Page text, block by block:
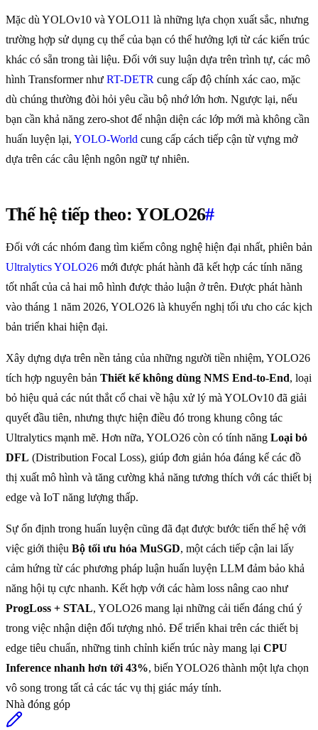
Mặc dù YOLOv10 và YOLO11 là những lựa chọn xuất sắc, nhưng
trường hợp sử dụng cụ thể của bạn có thể hưởng lợi từ các kiến trúc
khác có sẵn trong tài liệu. Đối với suy luận dựa trên trình tự, các mô
hình Transformer như RT-DETR cung cấp độ chính xác cao, mặc
dù chúng thường đòi hỏi yêu cầu bộ nhớ lớn hơn. Ngược lại, nếu
bạn cần khả năng zero-shot để nhận diện các lớp mới mà không cần
huấn luyện lại, YOLO-World cung cấp cách tiếp cận từ vựng mở
dựa trên các câu lệnh ngôn ngữ tự nhiên.
Thế hệ tiếp theo: YOLO26#
Đối với các nhóm đang tìm kiếm công nghệ hiện đại nhất, phiên bản
Ultralytics YOLO26 mới được phát hành đã kết hợp các tính năng
tốt nhất của cả hai mô hình được thảo luận ở trên. Được phát hành
vào tháng 1 năm 2026, YOLO26 là khuyến nghị tối ưu cho các kịch
bản triển khai hiện đại.
Xây dựng dựa trên nền tảng của những người tiền nhiệm, YOLO26
tích hợp nguyên bản Thiết kế không dùng NMS End-to-End, loại
bỏ hiệu quả các nút thắt cổ chai về hậu xử lý mà YOLOv10 đã giải
quyết đầu tiên, nhưng thực hiện điều đó trong khung công tác
Ultralytics mạnh mẽ. Hơn nữa, YOLO26 còn có tính năng Loại bỏ
DFL (Distribution Focal Loss), giúp đơn giản hóa đáng kể các đồ
thị xuất mô hình và tăng cường khả năng tương thích với các thiết bị
edge và IoT năng lượng thấp.
Sự ổn định trong huấn luyện cũng đã đạt được bước tiến thế hệ với
việc giới thiệu Bộ tối ưu hóa MuSGD, một cách tiếp cận lai lấy
cảm hứng từ các phương pháp luận huấn luyện LLM đảm bảo khả
năng hội tụ cực nhanh. Kết hợp với các hàm loss nâng cao như
ProgLoss + STAL, YOLO26 mang lại những cải tiến đáng chú ý
trong việc nhận diện đối tượng nhỏ. Để triển khai trên các thiết bị
edge tiêu chuẩn, những tinh chỉnh kiến trúc này mang lại CPU
Inference nhanh hơn tới 43%, biến YOLO26 thành một lựa chọn
vô song trong tất cả các tác vụ thị giác máy tính.
Nhà đóng góp